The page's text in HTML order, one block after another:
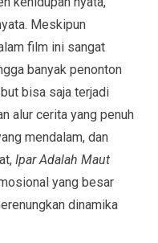
Meskipun
film ini sangat
banyak penonton
bisa saja terjadi
alur cerita yang penuh
mendalam, dan
Ipar Adalah Maut
yang besar
dinamika